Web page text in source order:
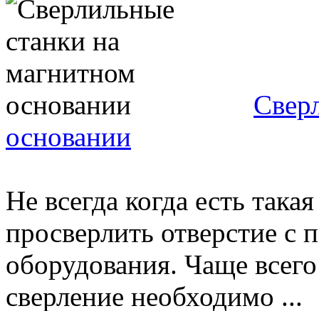
основании
Не всегда когда есть
просверлить отверстие
оборудования. Чаще
сверление необходимо ...